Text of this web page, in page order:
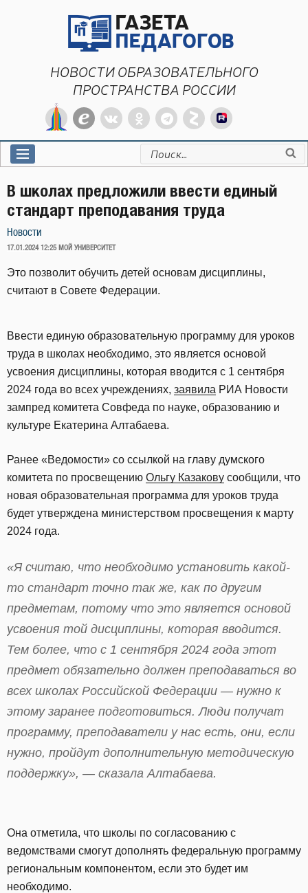
НОВОСТИ ОБРАЗОВАТЕЛЬНОГО
ПРОСТРАНСТВА РОССИИ
Искать:
В школах предложили ввести единый
стандарт преподавания труда
Новости
ОПУБЛИКОВАНО
17.01.2024 12:25 МОЙ УНИВЕРСИТЕТ
Это позволит обучить детей основам дисциплины,
считают в Совете Федерации.
Ввести единую образовательную программу для уроков
труда в школах необходимо, это является основой
усвоения дисциплины, которая вводится с 1 сентября
2024 года во всех учреждениях, заявила РИА Новости
зампред комитета Совфеда по науке, образованию и
культуре Екатерина Алтабаева.
Ранее «Ведомости» со ссылкой на главу думского
комитета по просвещению Ольгу Казакову сообщили, что
новая образовательная программа для уроков труда
будет утверждена министерством просвещения к марту
2024 года.
«Я считаю, что необходимо установить какой-
то стандарт точно так же, как по другим
предметам, потому что это является основой
усвоения той дисциплины, которая вводится.
Тем более, что с 1 сентября 2024 года этот
предмет обязательно должен преподаваться во
всех школах Российской Федерации — нужно к
этому заранее подготовиться. Люди получат
программу, преподаватели у нас есть, они, если
нужно, пройдут дополнительную методическую
поддержку», — сказала Алтабаева.
Она отметила, что школы по согласованию с
ведомствами смогут дополнять федеральную программу
региональным компонентом, если это будет им
необходимо.